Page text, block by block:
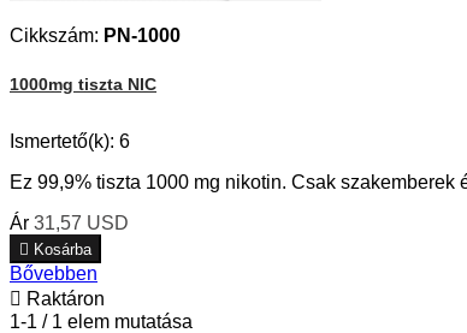
Cikkszám: PN-1000
1000mg tiszta NIC
Ismertető(k): 6
Ez 99,9% tiszta 1000 mg nikotin. Csak szakemberek
Ár 31,57 USD
 Kosárba
Bővebben
 Raktáron
1-1 / 1 elem mutatása